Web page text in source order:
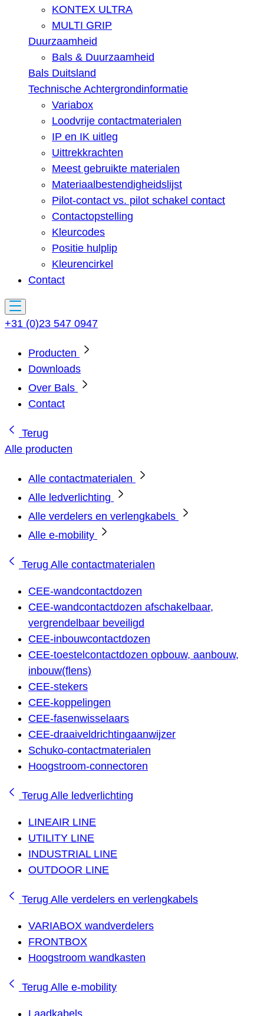
KONTEX ULTRA
MULTI GRIP
Duurzaamheid
Bals & Duurzaamheid
Bals Duitsland
Technische Achtergrondinformatie
Variabox
Loodvrije contactmaterialen
IP en IK uitleg
Uittrekkrachten
Meest gebruikte materialen
Materiaalbestendigheidslijst
Pilot-contact vs. pilot schakel contact
Contactopstelling
Kleurcodes
Positie hulplip
Kleurencirkel
Contact
+31 (0)23 547 0947
Producten
Downloads
Over Bals
Contact
Terug
Alle producten
Alle contactmaterialen
Alle ledverlichting
Alle verdelers en verlengkabels
Alle e-mobility
Terug Alle contactmaterialen
CEE-wandcontactdozen
CEE-wandcontactdozen afschakelbaar,
vergrendelbaar beveiligd
CEE-inbouwcontactdozen
CEE-toestelcontactdozen opbouw, aanbouw,
inbouw(flens)
CEE-stekers
CEE-koppelingen
CEE-fasenwisselaars
CEE-draaiveldrichtingaanwijzer
Schuko-contactmaterialen
Hoogstroom-connectoren
Terug Alle ledverlichting
LINEAIR LINE
UTILITY LINE
INDUSTRIAL LINE
OUTDOOR LINE
Terug Alle verdelers en verlengkabels
VARIABOX wandverdelers
FRONTBOX
Hoogstroom wandkasten
Terug Alle e-mobility
Laadkabels